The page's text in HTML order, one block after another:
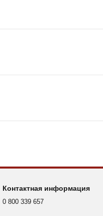
Контактная информация
0 800 339 657